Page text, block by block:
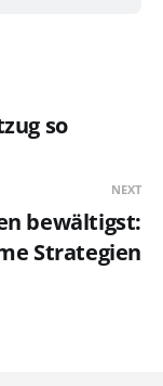
so
NEXT
bewältigst:
Strategien